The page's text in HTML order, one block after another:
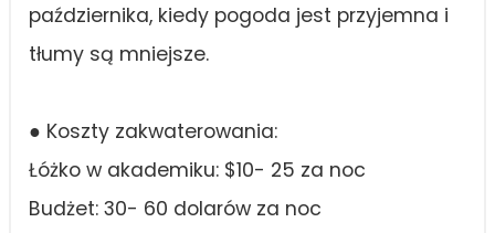
października, kiedy pogoda jest przyjemna i
tłumy są mniejsze.
● Koszty zakwaterowania:
Łóżko w akademiku: $10- 25 za noc
Budżet: 30- 60 dolarów za noc